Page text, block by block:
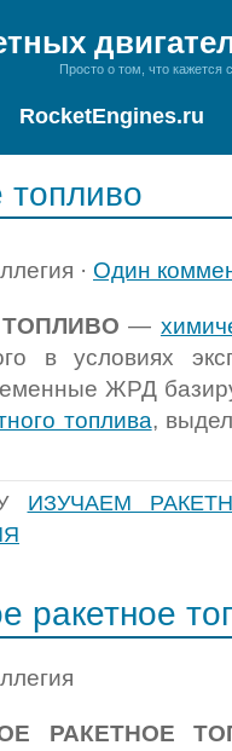
Просто о том, что кажется
RocketEngines.ru
топливо
· Один
—
в условиях
ЖРД
топлива,
ИЗУЧАЕМ
ракетное
РАКЕТНОЕ